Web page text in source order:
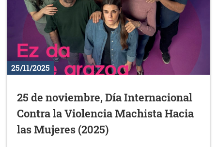
25/11/2025
25 de noviembre, Día Internacional
Contra la Violencia Machista Hacia
las Mujeres (2025)